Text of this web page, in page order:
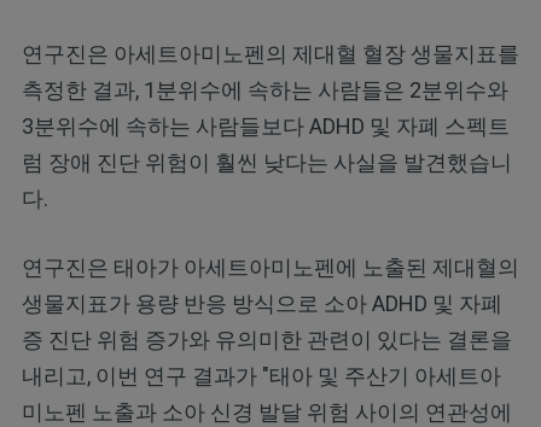
연구진은 아세트아미노펜의 제대혈 혈장 생물지표를
측정한 결과, 1분위수에 속하는 사람들은 2분위수와
3분위수에 속하는 사람들보다 ADHD 및 자폐 스펙트
럼 장애 진단 위험이 훨씬 낮다는 사실을 발견했습니
다.
연구진은 태아가 아세트아미노펜에 노출된 제대혈의
생물지표가 용량 반응 방식으로 소아 ADHD 및 자폐
증 진단 위험 증가와 유의미한 관련이 있다는 결론을
내리고, 이번 연구 결과가 "태아 및 주산기 아세트아
미노펜 노출과 소아 신경 발달 위험 사이의 연관성에